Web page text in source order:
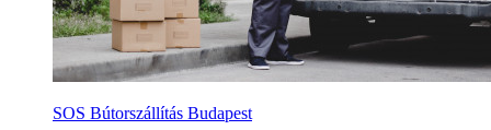
SOS Bútorszállítás Budapest